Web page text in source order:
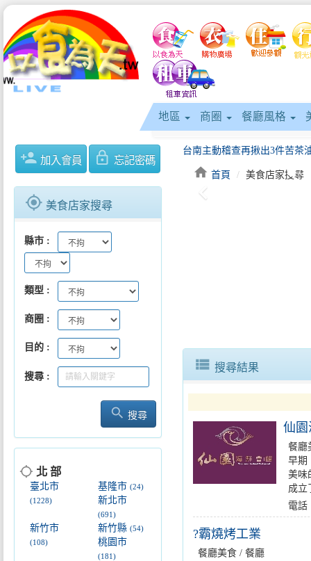
地區 商圈 餐廳風格
person_add 加入會員 lock_outline 忘記密碼
gps_fixed 美食店家搜尋
縣市
類型
商圈
目的
搜尋
search 搜尋
location_searching 北 部
臺北市
(1228)
基隆市(24)
新北市
(691)
新竹市
(108)
新竹縣(54)
桃園市
(181)
新北商圈chill一夏邀您一起吹
home 首頁 美食店家搜尋
keyboard_arrow_left
view_list 搜尋結果
仙園
餐廳
早期
美味
成立
電話
?霸燒烤工業
餐廳美食 / 餐廳